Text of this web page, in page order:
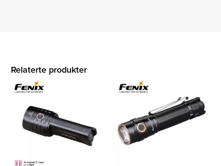
Relaterte produkter